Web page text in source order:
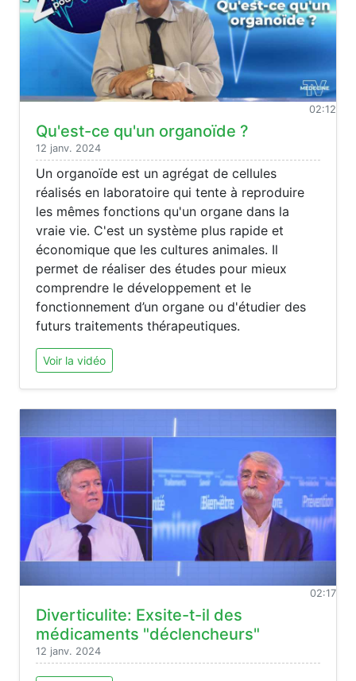
02:12
Qu'est-ce qu'un organoïde ?
12 janv. 2024
Un organoïde est un agrégat de cellules
réalisés en laboratoire qui tente à reproduire
les mêmes fonctions qu'un organe dans la
vraie vie. C'est un système plus rapide et
économique que les cultures animales. Il
permet de réaliser des études pour mieux
comprendre le développement et le
fonctionnement d’un organe ou d'étudier des
futurs traitements thérapeutiques.
Voir la vidéo
02:17
Diverticulite: Exsite-t-il des
médicaments "déclencheurs"
12 janv. 2024